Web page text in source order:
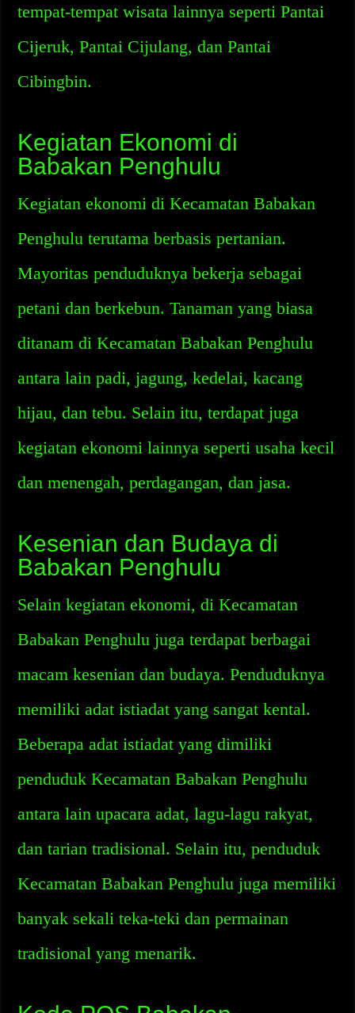
tempat-tempat wisata lainnya seperti Pantai
Cijeruk, Pantai Cijulang, dan Pantai
Cibingbin.
Kegiatan Ekonomi di
Babakan Penghulu
Kegiatan ekonomi di Kecamatan Babakan
Penghulu terutama berbasis pertanian.
Mayoritas penduduknya bekerja sebagai
petani dan berkebun. Tanaman yang biasa
ditanam di Kecamatan Babakan Penghulu
antara lain padi, jagung, kedelai, kacang
hijau, dan tebu. Selain itu, terdapat juga
kegiatan ekonomi lainnya seperti usaha kecil
dan menengah, perdagangan, dan jasa.
Kesenian dan Budaya di
Babakan Penghulu
Selain kegiatan ekonomi, di Kecamatan
Babakan Penghulu juga terdapat berbagai
macam kesenian dan budaya. Penduduknya
memiliki adat istiadat yang sangat kental.
Beberapa adat istiadat yang dimiliki
penduduk Kecamatan Babakan Penghulu
antara lain upacara adat, lagu-lagu rakyat,
dan tarian tradisional. Selain itu, penduduk
Kecamatan Babakan Penghulu juga memiliki
banyak sekali teka-teki dan permainan
tradisional yang menarik.